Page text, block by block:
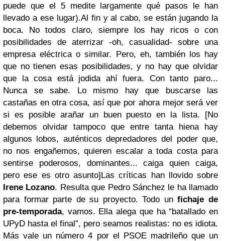
puede que el 5 medite largamente qué pasos le han
llevado a ese lugar).Al fin y al cabo, se están jugando la
boca. No todos claro, siempre los hay ricos o con
posibilidades de aterrizar -oh, casualidad- sobre una
empresa eléctrica o similar. Pero, eh, también los hay
que no tienen esas posibilidades, y no hay que olvidar
que la cosa está jodida ahí fuera. Con tanto paro...
Nunca se sabe. Lo mismo hay que buscarse las
castañas en otra cosa, así que por ahora mejor será ver
si es posible arañar un buen puesto en la lista. [No
debemos olvidar tampoco que entre tanta hiena hay
algunos lobos, auténticos depredadores del poder que,
no nos engañemos, quieren escalar a toda costa para
sentirse poderosos, dominantes... caiga quien caiga,
pero ese es otro asunto]Las críticas han llovido sobre
Irene Lozano. Resulta que Pedro Sánchez le ha llamado
para formar parte de su proyecto. Todo unfichaje de
pre-temporada, vamos. Ella alega que ha “batallado en
UPyD hasta el final”, pero seamos realistas: no es idiota.
Más vale un número 4 por el PSOE madrileño que un